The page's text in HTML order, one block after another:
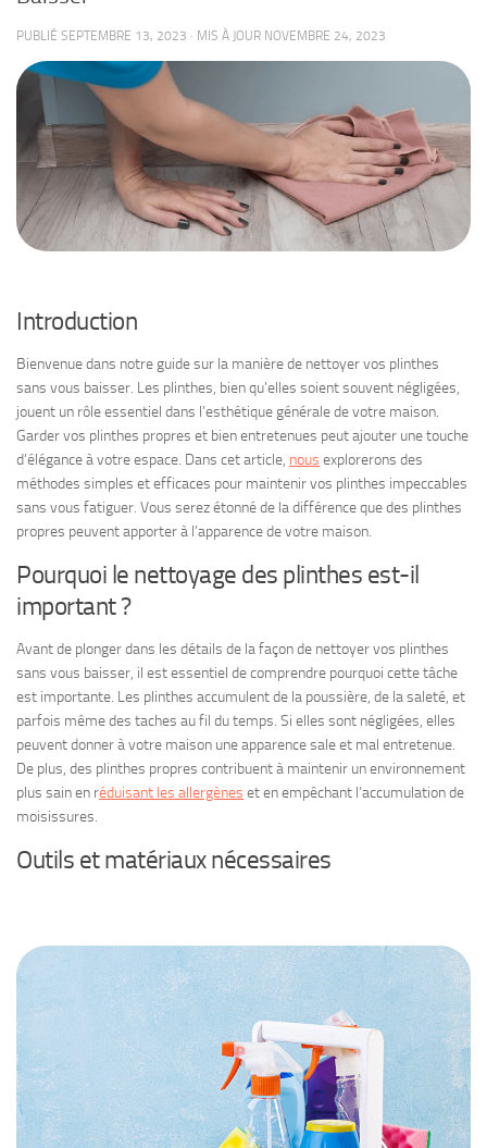
PUBLIÉ SEPTEMBRE 13, 2023 · MIS À JOUR NOVEMBRE 24, 2023
Introduction
Bienvenue dans notre guide sur la manière de nettoyer vos plinthes
sans vous baisser. Les plinthes, bien qu’elles soient souvent négligées,
jouent un rôle essentiel dans l’esthétique générale de votre maison.
Garder vos plinthes propres et bien entretenues peut ajouter une touche
d’élégance à votre espace. Dans cet article, nous explorerons des
méthodes simples et efficaces pour maintenir vos plinthes impeccables
sans vous fatiguer. Vous serez étonné de la différence que des plinthes
propres peuvent apporter à l’apparence de votre maison.
Pourquoi le nettoyage des plinthes est-il
important ?
Avant de plonger dans les détails de la façon de nettoyer vos plinthes
sans vous baisser, il est essentiel de comprendre pourquoi cette tâche
est importante. Les plinthes accumulent de la poussière, de la saleté, et
parfois même des taches au fil du temps. Si elles sont négligées, elles
peuvent donner à votre maison une apparence sale et mal entretenue.
De plus, des plinthes propres contribuent à maintenir un environnement
plus sain en réduisant les allergènes et en empêchant l’accumulation de
moisissures.
Outils et matériaux nécessaires